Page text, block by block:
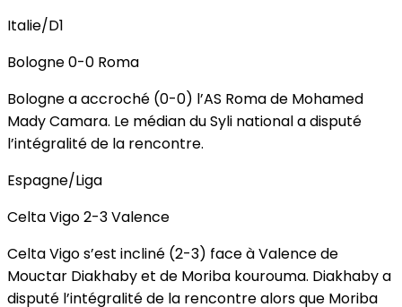
Italie/D1
Bologne 0-0 Roma
Bologne a accroché (0-0) l’AS Roma de Mohamed
Mady Camara. Le médian du Syli national a disputé
l’intégralité de la rencontre.
Espagne/Liga
Celta Vigo 2-3 Valence
Celta Vigo s’est incliné (2-3) face à Valence de
Mouctar Diakhaby et de Moriba kourouma. Diakhaby a
disputé l’intégralité de la rencontre alors que Moriba